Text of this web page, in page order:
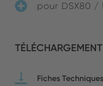
pour DSX80 /
Fiches Techniques